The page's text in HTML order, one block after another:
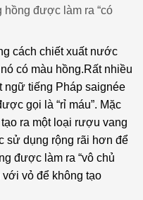
hồng được làm ra “có
cách chiết xuất nước
có màu hồng.Rất nhiều
ngữ tiếng Pháp saignée
gọi là “rỉ máu”. Mặc
ra một loại rượu vang
sử dụng rộng rãi hơn để
được làm ra “vô chủ
với vỏ để không tạo